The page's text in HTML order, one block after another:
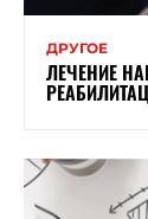
ДРУГОЕ
ЛЕЧЕНИЕ